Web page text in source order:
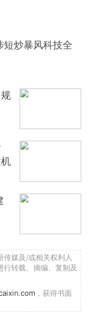
炒暴风科技全
传媒及/或相关权利人
转载、摘编、复制及
，获得书面